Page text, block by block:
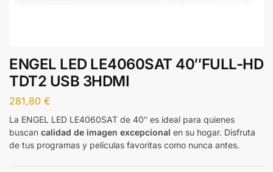
ENGEL LED LE4060SAT 40″FULL-HD
TDT2 USB 3HDMI
281,80 €
La ENGEL LED LE4060SAT de 40″ es ideal para quienes
buscan calidad de imagen excepcional en su hogar. Disfruta
de tus programas y películas favoritas como nunca antes.